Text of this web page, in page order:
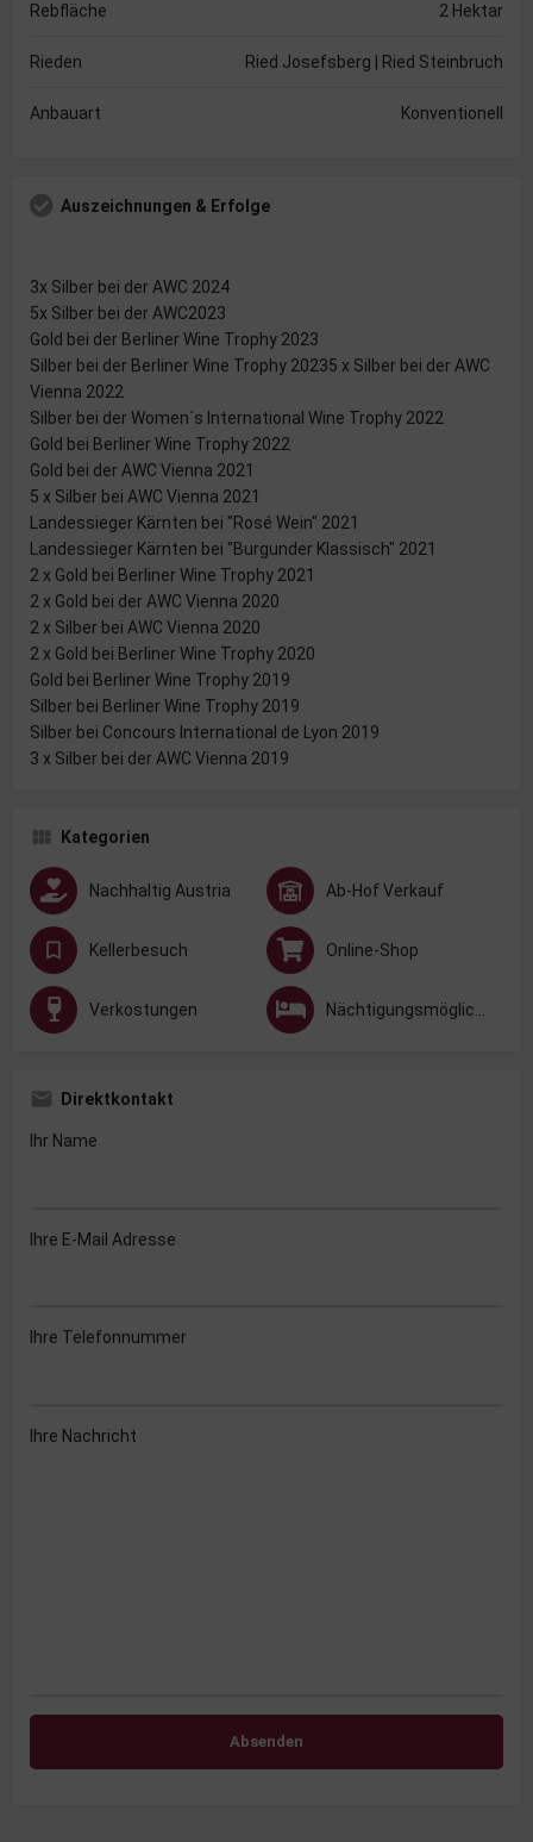
Rebfläche 2 Hektar
Rieden Ried Josefsberg | Ried Steinbruch
Anbauart Konventionell
Auszeichnungen & Erfolge
3x Silber bei der AWC 2024
5x Silber bei der AWC2023
Gold bei der Berliner Wine Trophy 2023
Silber bei der Berliner Wine Trophy 20235 x Silber bei der AWC
Vienna 2022
Silber bei der Women´s International Wine Trophy 2022
Gold bei Berliner Wine Trophy 2022
Gold bei der AWC Vienna 2021
5 x Silber bei AWC Vienna 2021
Landessieger Kärnten bei "Rosé Wein" 2021
Landessieger Kärnten bei "Burgunder Klassisch" 2021
2 x Gold bei Berliner Wine Trophy 2021
2 x Gold bei der AWC Vienna 2020
2 x Silber bei AWC Vienna 2020
2 x Gold bei Berliner Wine Trophy 2020
Gold bei Berliner Wine Trophy 2019
Silber bei Berliner Wine Trophy 2019
Silber bei Concours International de Lyon 2019
3 x Silber bei der AWC Vienna 2019
Kategorien
Nachhaltig Austria Ab-Hof Verkauf
Kellerbesuch Online-Shop
Verkostungen
Direktkontakt
Ihr Name
Ihre E-Mail Adresse
Ihre Telefonnummer
Ihre Nachricht